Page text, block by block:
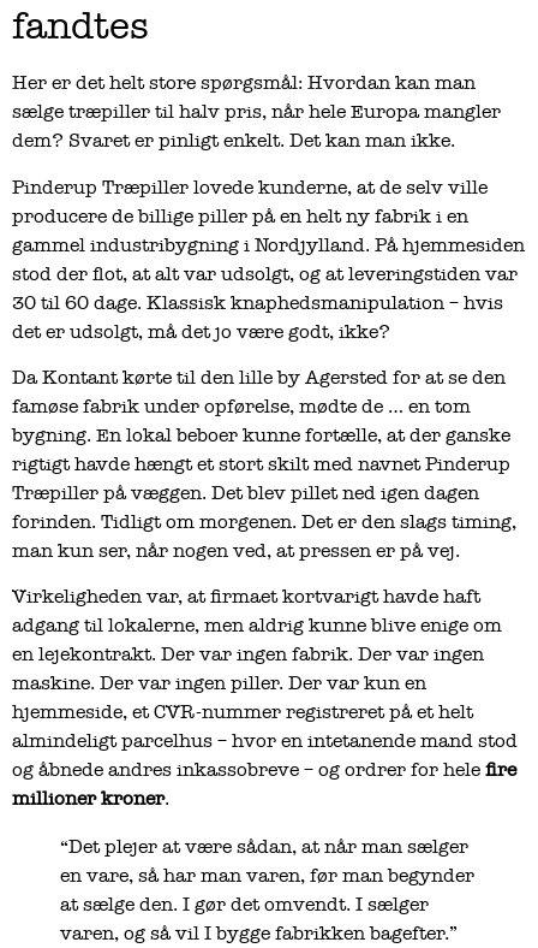
fandtes
Her er det helt store spørgsmål: Hvordan kan man
sælge træpiller til halv pris, når hele Europa mangler
dem? Svaret er pinligt enkelt. Det kan man ikke.
Pinderup Træpiller lovede kunderne, at de selv ville
producere de billige piller på en helt ny fabrik i en
gammel industribygning i Nordjylland. På hjemmesiden
stod der flot, at alt var udsolgt, og at leveringstiden var
30 til 60 dage. Klassisk knaphedsmanipulation – hvis
det er udsolgt, må det jo være godt, ikke?
Da Kontant kørte til den lille by Agersted for at se den
famøse fabrik under opførelse, mødte de … en tom
bygning. En lokal beboer kunne fortælle, at der ganske
rigtigt havde hængt et stort skilt med navnet Pinderup
Træpiller på væggen. Det blev pillet ned igen dagen
forinden. Tidligt om morgenen. Det er den slags timing,
man kun ser, når nogen ved, at pressen er på vej.
Virkeligheden var, at firmaet kortvarigt havde haft
adgang til lokalerne, men aldrig kunne blive enige om
en lejekontrakt. Der var ingen fabrik. Der var ingen
maskine. Der var ingen piller. Der var kun en
hjemmeside, et CVR-nummer registreret på et helt
almindeligt parcelhus – hvor en intetanende mand stod
og åbnede andres inkassobreve – og ordrer for hele fire
millioner kroner.
“Det plejer at være sådan, at når man sælger
en vare, så har man varen, før man begynder
at sælge den. I gør det omvendt. I sælger
varen, og så vil I bygge fabrikken bagefter.”